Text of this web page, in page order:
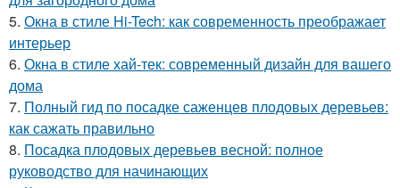
5. Окна в стиле Hi-Tech: как современность преображает
интерьер
6. Окна в стиле хай-тек: современный дизайн для вашего
дома
7. Полный гид по посадке саженцев плодовых деревьев:
как сажать правильно
8. Посадка плодовых деревьев весной: полное
руководство для начинающих